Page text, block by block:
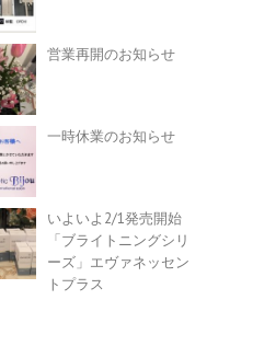
営業再開のお知らせ
一時休業のお知らせ
いよいよ2/1発売開始
「ブライトニングシリ
ーズ」エヴァネッセン
トプラス